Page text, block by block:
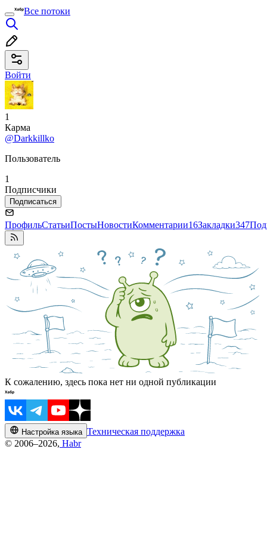
Все потоки
Войти
1
Карма
@Darkkillko
Пользователь
1
Подписчики
Подписаться
ПрофильСтатьиПостыНовостиКомментарии16Закладки347
К сожалению, здесь пока нет ни одной публикации
Настройка языка Техническая поддержка
© 2006–2026, Habr